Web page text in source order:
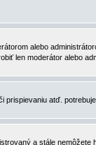
alebo
len moderátor alebo
atď.
a stále